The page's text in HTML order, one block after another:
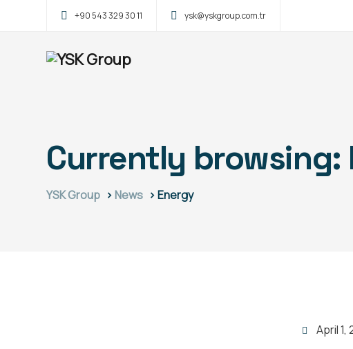
+90 543 329 30 11 ysk@yskgroup.com.tr
Currently browsing:
YSK Group >News >Energy
April 1,